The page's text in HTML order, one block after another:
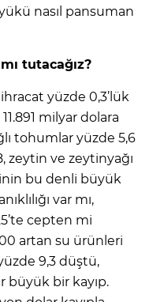
nasıl pansuman
tutacağız?
yüzde 0,3’lük
milyar dolara
tohumlar yüzde 5,6
zeytin ve zeytinyağı
bu denli büyük
var mı,
cepten mi
artan su ürünleri
9,3 düş­tü,
büyük bir kayıp.